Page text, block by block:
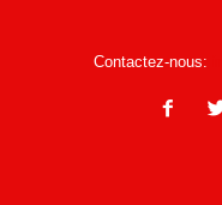
Contactez-nous: